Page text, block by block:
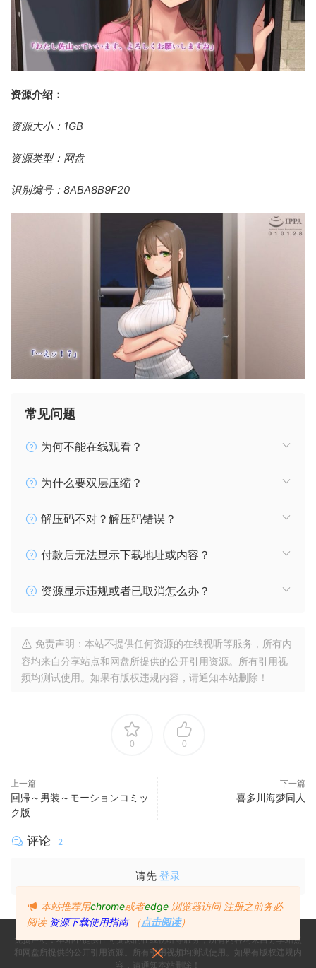
资源介绍：
资源大小：1GB
资源类型：网盘
识别编号：8ABA8B9F20
常见问题
为何不能在线观看？
为什么要双层压缩？
解压码不对？解压码错误？
付款后无法显示下载地址或内容？
资源显示违规或者已取消怎么办？
免责声明：本站不提供任何资源的在线视听等服务，所有内
容均来自分享站点和网盘所提供的公开引用资源。所有引用视
频均测试使用。如果有版权违规内容，请通知本站删除！
0 0
上一篇
回帰～男装～モーションコミッ
ク版
下一篇
喜多川海梦同人
评论 2
请先 登录
免责声明：本站不提供任何资源的在线视听等服务，所有内容均来自分享站点
和网盘所提供的公开引用资源。所有引用视频均测试使用。如果有版权违规内
容，请通知本站删除！
本站推荐用chrome或者edge 浏览器访问 注册之前务必
阅读 资源下载使用指南 （点击阅读）